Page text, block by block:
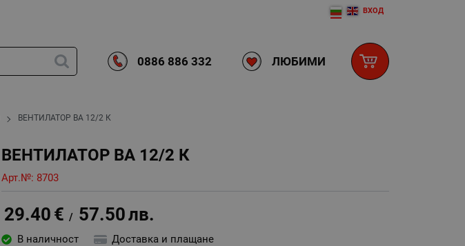
ВХОД
0886 886 332 ЛЮБИМИ
ВЕНТИЛАТОР ВА 12/2 К
ВЕНТИЛАТОР ВА 12/2 К
Арт.№: 8703
29.40 € / 57.50лв.
В наличност Доставка и плащане